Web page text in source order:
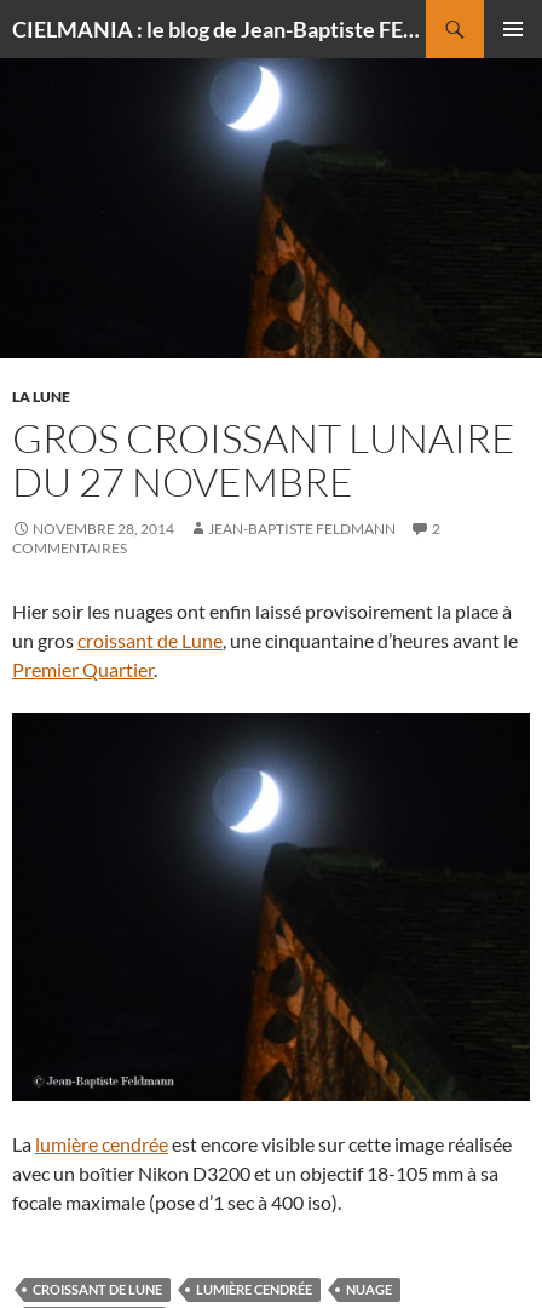
CIELMANIA : le blog de Jean-Baptiste FELDMANN, photographe du ciel
LA LUNE
GROS CROISSANT LUNAIRE
DU 27 NOVEMBRE
NOVEMBRE 28, 2014 JEAN-BAPTISTE FELDMANN
2
COMMENTAIRES
Hier soir les nuages ont enfin laissé provisoirement la place à
un groscroissant de Lune, une cinquantaine d’heures avant le
Premier Quartier.
La lumière cendréeest encore visible sur cette image réalisée
avec un boîtier Nikon D3200 et un objectif 18-105 mm à sa
focale maximale (pose d’1 sec à 400 iso).
CROISSANT DE LUNE LUMIÈRE CENDRÉE
NUAGE